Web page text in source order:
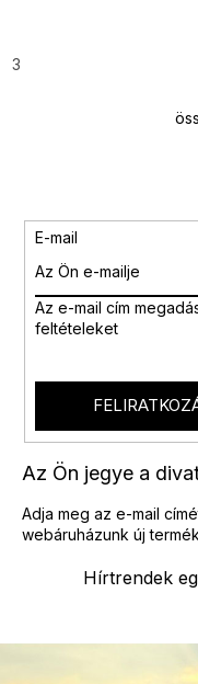
3
Hírtrendek
Az Ön jegye a
Adja meg az e-mail
webáruházunk új
E-mail
Az e-mail cím
feltételeket